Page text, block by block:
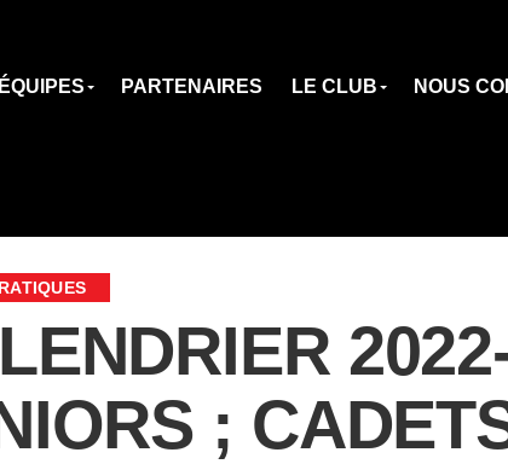
PARTENAIRES LE CLUB NOUS
;